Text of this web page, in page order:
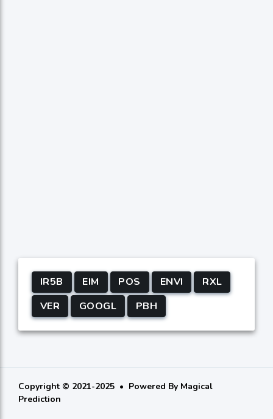
IR5B EIM POS ENVI
RXL
VER
GOOGL PBH
Copyright © 2021-2025 Powered By Magical
Prediction